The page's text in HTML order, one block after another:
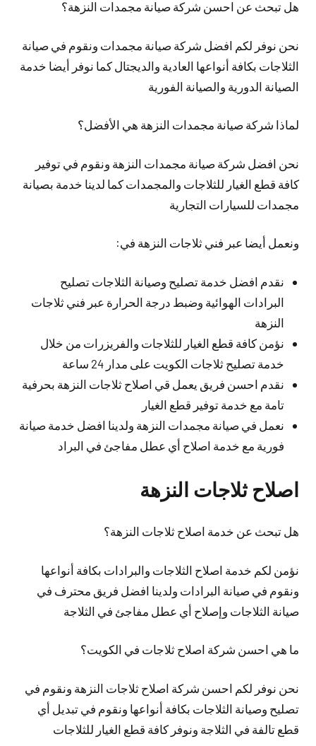
هل تبحث عن احسن شركة صيانة مجمدات النزهة؟
نحن نوفر لكم افضل شركة صيانة مجمدات ونقوم في صيانة
الثلاجات بكافة أنواعها العادية والديجتال كما نوفر أيضا خدمة
الصيانة الدورية والصيانة الفورية
لماذا شركة صيانة مجمدات النزهة هي الأفضل؟
نحن افضل شركة صيانة مجمدات النزهة ونقوم في توفير
كافة قطع الغيار للثلاجات والمجمدات كما لدينا خدمة بصيانة
مجمدات للسيارات التجارية
ونعمل أيضا عبر فني ثلاجات النزهة في:
نقدم افضل خدمة تصليح وصيانة الثلاجات تصليح
البرادات الهوائية وضبط درجة الحرارة عبر فني ثلاجات
النزهة
نؤمن كافة قطع الغيار للثلاجات والفريزرات من خلال
خدمة تصليح ثلاجات الكويت على مدار 24 ساعة
نقدم احسن فريق يعمل قي اصلاح ثلاجات النزهة بحرفية
تامة مع خدمة توفير قطع الغيار
نعمل في صيانة مجمدات النزهة ولدينا افضل خدمة صيانة
فورية مع خدمة اصلاح أي عطل مفاجئ في البراد
اصلاح ثلاجات النزهة
هل تبحث عن خدمة اصلاح ثلاجات النزهة؟
نؤمن لكم خدمة اصلاح الثلاجات والبرادات بكافة أنواعها
ونقوم في صيانة البرادات ولدينا افضل فريق محترف في
صيانة الثلاجات وإصلاح أي عطل مفاجئ في الثلاجة
ما هي احسن شركة اصلاح ثلاجات في الكويت؟
نحن نوفر لكم احسن شركة اصلاح ثلاجات النزهة ونقوم في
تصليح وصيانة الثلاجات بكافة أنواعها ونقوم في تبديل أي
قطع تالفة في الثلاجة ونوفر كافة قطع الغيار للثلاجات